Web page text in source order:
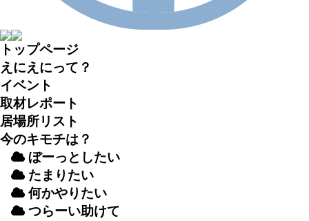
トップページ
えにえにって？
イベント
取材レポート
居場所リスト
今のキモチは？
ぼーっとしたい
たまりたい
何かやりたい
つらーい助けて